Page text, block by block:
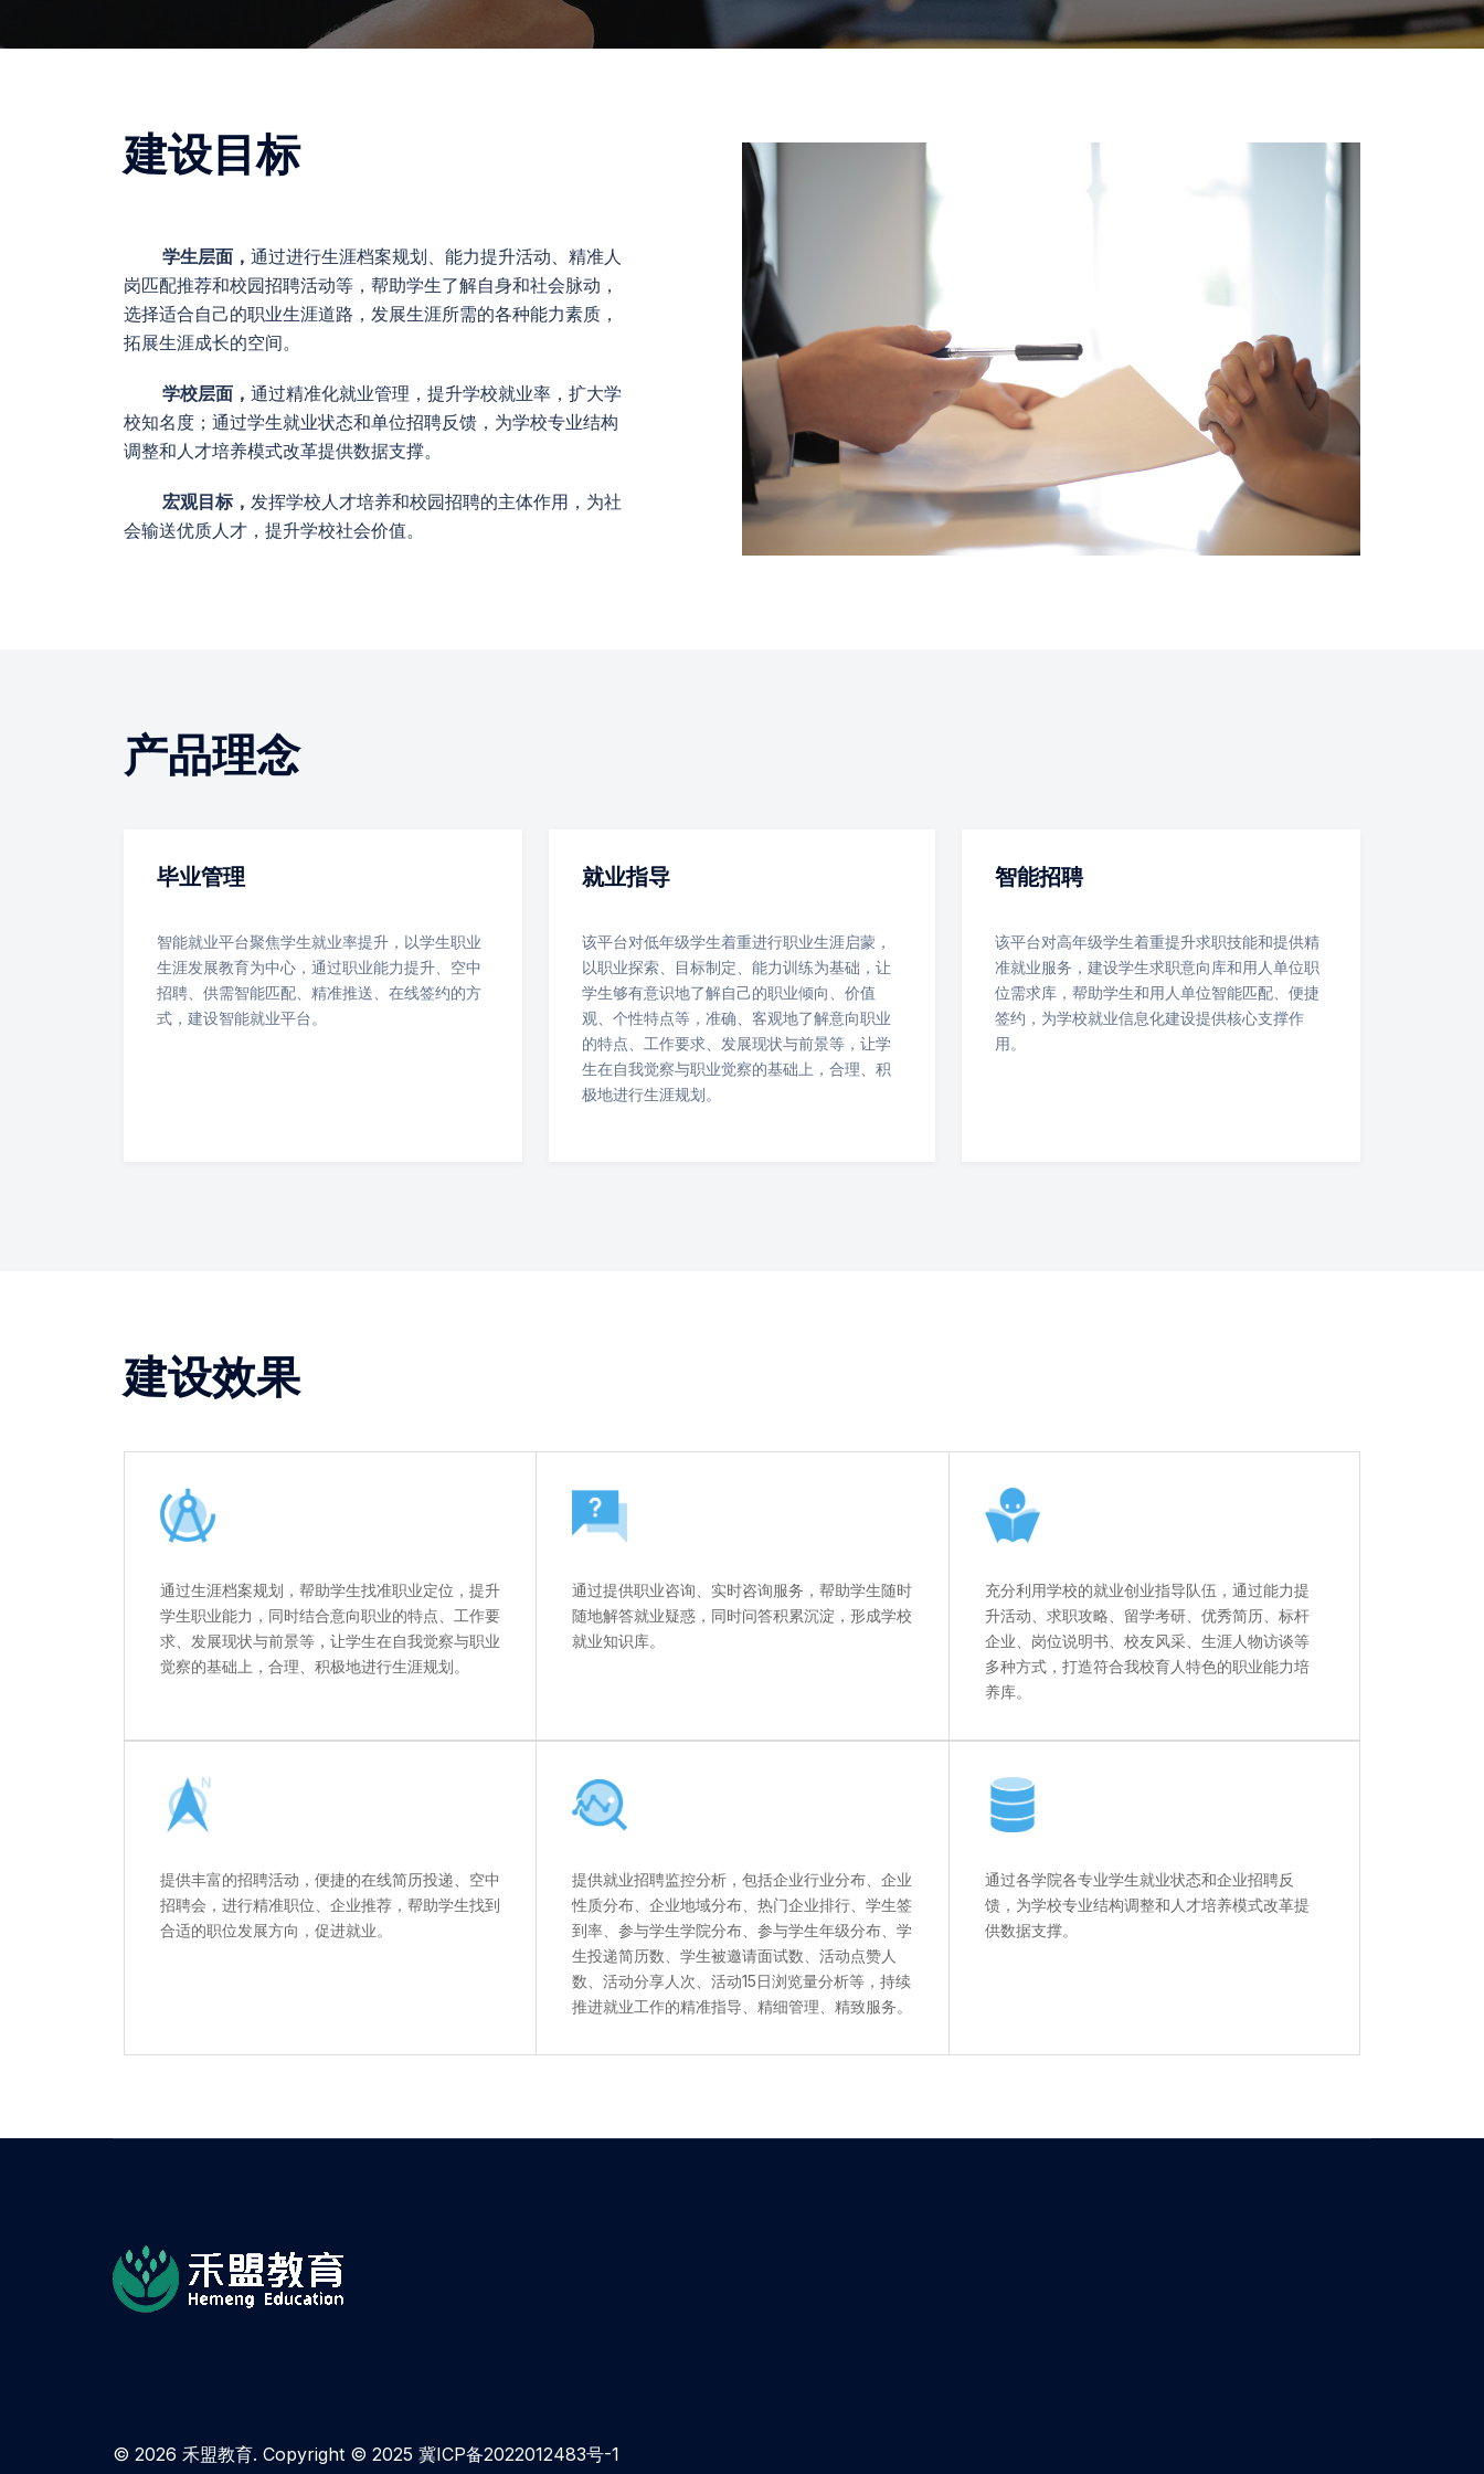
建设目标
学生层面， 通过进行生涯档案规划、能力提升活动、精准人
岗匹配推荐和校园招聘活动等，帮助学生了解自身和社会脉动，
选择适合自己的职业生涯道路，发展生涯所需的各种能力素质，
拓展生涯成长的空间。
学校层面， 通过精准化就业管理，提升学校就业率，扩大学
校知名度；通过学生就业状态和单位招聘反馈，为学校专业结构
调整和人才培养模式改革提供数据支撑。
宏观目标， 发挥学校人才培养和校园招聘的主体作用，为社
会输送优质人才，提升学校社会价值。
产品理念
毕业管理
智能就业平台聚焦学生就业率提升，以学生职业
生涯发展教育为中心，通过职业能力提升、空中
招聘、供需智能匹配、精准推送、在线签约的方
式，建设智能就业平台。
就业指导
该平台对低年级学生着重进行职业生涯启蒙，
以职业探索、目标制定、能力训练为基础，让
学生够有意识地了解自己的职业倾向、价值
观、个性特点等，准确、客观地了解意向职业
的特点、工作要求、发展现状与前景等，让学
生在自我觉察与职业觉察的基础上，合理、积
极地进行生涯规划。
智能招聘
该平台对高年级学生着重提升求职技能和提供精
准就业服务，建设学生求职意向库和用人单位职
位需求库，帮助学生和用人单位智能匹配、便捷
签约，为学校就业信息化建设提供核心支撑作
用。
建设效果
通过生涯档案规划，帮助学生找准职业定位，提升
学生职业能力，同时结合意向职业的特点、工作要
求、发展现状与前景等，让学生在自我觉察与职业
觉察的基础上，合理、积极地进行生涯规划。
通过提供职业咨询、实时咨询服务，帮助学生随时
随地解答就业疑惑，同时问答积累沉淀，形成学校
就业知识库。
充分利用学校的就业创业指导队伍，通过能力提
升活动、求职攻略、留学考研、优秀简历、标杆
企业、岗位说明书、校友风采、生涯人物访谈等
多种方式，打造符合我校育人特色的职业能力培
养库。
提供丰富的招聘活动，便捷的在线简历投递、空中
招聘会，进行精准职位、企业推荐，帮助学生找到
合适的职位发展方向，促进就业。
提供就业招聘监控分析，包括企业行业分布、企业
性质分布、企业地域分布、热门企业排行、学生签
到率、参与学生学院分布、参与学生年级分布、学
生投递简历数、学生被邀请面试数、活动点赞人
数、活动分享人次、活动15日浏览量分析等，持续
推进就业工作的精准指导、精细管理、精致服务。
通过各学院各专业学生就业状态和企业招聘反
馈，为学校专业结构调整和人才培养模式改革提
供数据支撑。
© 2026 禾盟教育. Copyright © 2025 冀ICP备2022012483号-1